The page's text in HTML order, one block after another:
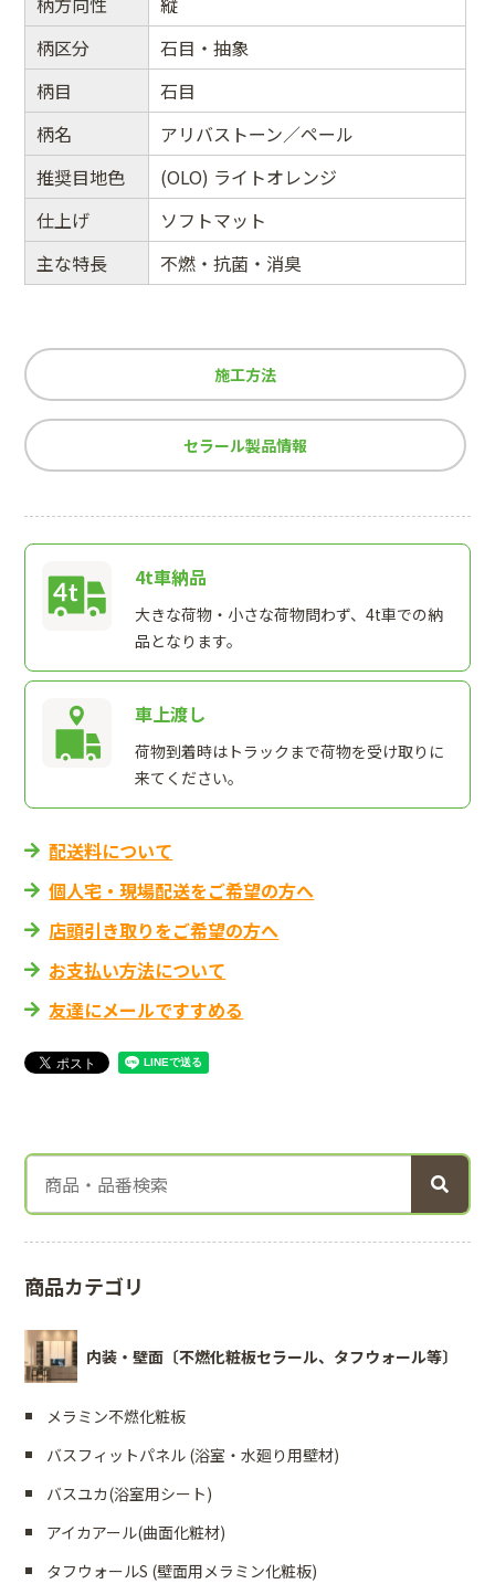
柄区分
石目・抽象
柄目
石目
柄名
アリバストーン／ペール
推奨目地色
(OLO) ライトオレンジ
仕上げ
ソフトマット
主な特長
不燃・抗菌・消臭
施工方法
セラール製品情報
4t車納品
大きな荷物・小さな荷物問わず、4t車での納
品となります。
車上渡し
荷物到着時はトラックまで荷物を受け取りに
来てください。
配送料について
個人宅・現場配送をご希望の方へ
店頭引き取りをご希望の方へ
お支払い方法について
友達にメールですすめる
商品カテゴリ
内装・壁面〔不燃化粧板セラール、タフウォール等〕
メラミン不燃化粧板
バスフィットパネル (浴室・水廻り用壁材)
バスユカ(浴室用シート)
アイカアール(曲面化粧材)
タフウォールS (壁面用メラミン化粧板)